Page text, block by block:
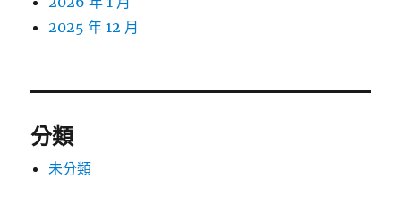
2025 年 12 月
分類
未分類